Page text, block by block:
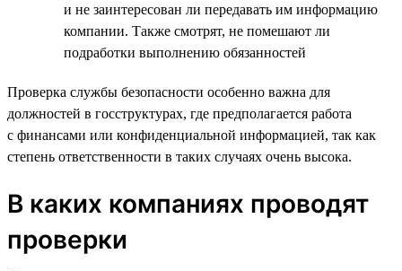
и не заинтересован ли передавать им информацию
компании. Также смотрят, не помешают ли
подработки выполнению обязанностей
Проверка службы безопасности особенно важна для
должностей в госструктурах, где предполагается работа
с финансами или конфиденциальной информацией, так как
степень ответственности в таких случаях очень высока.
В каких компаниях проводят
проверки